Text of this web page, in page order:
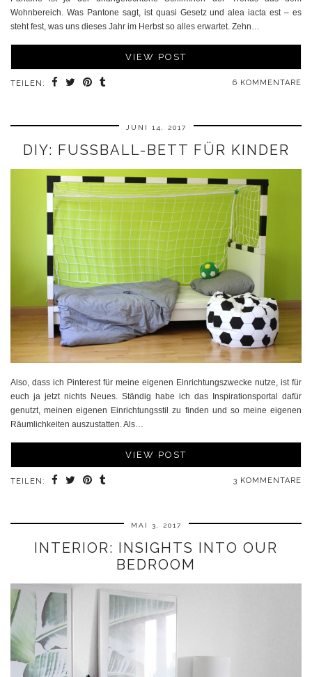
Wohnbereich. Was Pantone sagt, ist quasi Gesetz und alea iacta est – es
steht fest, was uns dieses Jahr im Herbst so alles erwartet. Zehn…
VIEW POST
TEILEN: 6 KOMMENTARE
JUNI 14, 2017
DIY: FUSSBALL-BETT FÜR KINDER
Also, dass ich Pinterest für meine eigenen Einrichtungszwecke nutze, ist für
euch ja jetzt nichts Neues. Ständig habe ich das Inspirationsportal dafür
genutzt, meinen eigenen Einrichtungsstil zu finden und so meine eigenen
Räumlichkeiten auszustatten. Als…
VIEW POST
TEILEN: 3 KOMMENTARE
MAI 3, 2017
INTERIOR: INSIGHTS INTO OUR
BEDROOM